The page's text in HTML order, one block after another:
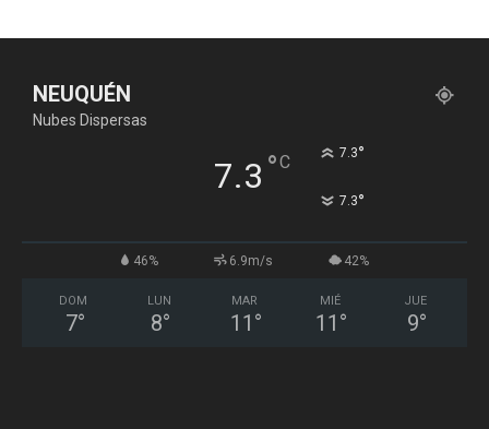
NEUQUÉN
Nubes Dispersas
7.3 °C 7.3°
7.3°
46% 6.9m/s 42%
DOM
7°
LUN
8°
MAR
11 °
MIÉ
11 °
JUE
9°